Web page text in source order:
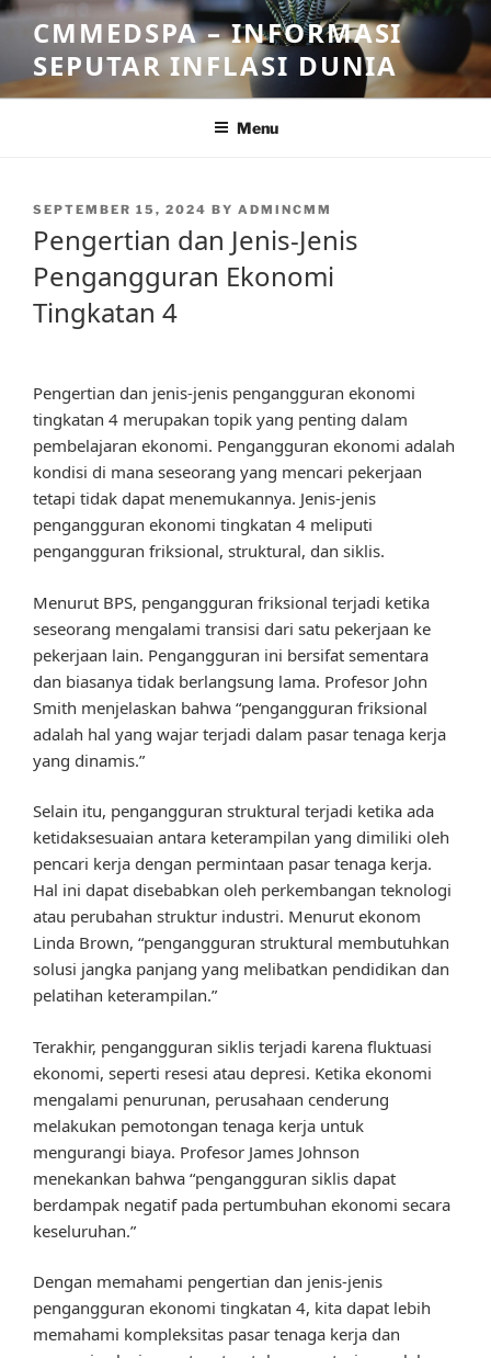
Skip
content
CMMEDSPA – INFORMASI
SEPUTAR INFLASI DUNIA
Menu
POSTED
SEPTEMBER 15, 2024 BY ADMINCMM
Pengertian dan Jenis-Jenis
Pengangguran Ekonomi
Tingkatan 4
Pengertian dan jenis-jenis pengangguran ekonomi
tingkatan 4 merupakan topik yang penting dalam
pembelajaran ekonomi. Pengangguran ekonomi adalah
kondisi di mana seseorang yang mencari pekerjaan
tetapi tidak dapat menemukannya. Jenis-jenis
pengangguran ekonomi tingkatan 4 meliputi
pengangguran friksional, struktural, dan siklis.
Menurut BPS, pengangguran friksional terjadi ketika
seseorang mengalami transisi dari satu pekerjaan ke
pekerjaan lain. Pengangguran ini bersifat sementara
dan biasanya tidak berlangsung lama. Profesor John
Smith menjelaskan bahwa “pengangguran friksional
adalah hal yang wajar terjadi dalam pasar tenaga kerja
yang dinamis.”
Selain itu, pengangguran struktural terjadi ketika ada
ketidaksesuaian antara keterampilan yang dimiliki oleh
pencari kerja dengan permintaan pasar tenaga kerja.
Hal ini dapat disebabkan oleh perkembangan teknologi
atau perubahan struktur industri. Menurut ekonom
Linda Brown, “pengangguran struktural membutuhkan
solusi jangka panjang yang melibatkan pendidikan dan
pelatihan keterampilan.”
Terakhir, pengangguran siklis terjadi karena fluktuasi
ekonomi, seperti resesi atau depresi. Ketika ekonomi
mengalami penurunan, perusahaan cenderung
melakukan pemotongan tenaga kerja untuk
mengurangi biaya. Profesor James Johnson
menekankan bahwa “pengangguran siklis dapat
berdampak negatif pada pertumbuhan ekonomi secara
keseluruhan.”
Dengan memahami pengertian dan jenis-jenis
pengangguran ekonomi tingkatan 4, kita dapat lebih
memahami kompleksitas pasar tenaga kerja dan